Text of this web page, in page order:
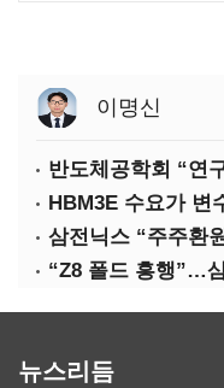
이명신
뉴스리듬